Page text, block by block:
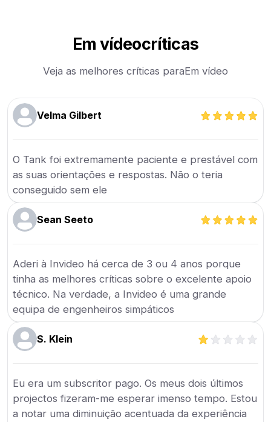
Em vídeocríticas
Veja as melhores críticas paraEm vídeo
Velma Gilbert
O Tank foi extremamente paciente e prestável com
as suas orientações e respostas. Não o teria
conseguido sem ele
Sean Seeto
Aderi à Invideo há cerca de 3 ou 4 anos porque
tinha as melhores críticas sobre o excelente apoio
técnico. Na verdade, a Invideo é uma grande
equipa de engenheiros simpáticos
S. Klein
Eu era um subscritor pago. Os meus dois últimos
projectos fizeram-me esperar imenso tempo. Estou
a notar uma diminuição acentuada da experiência